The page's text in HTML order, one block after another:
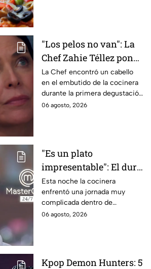
"Los pelos no van": La
Chef Zahie Téllez pone
en evidencia a Carmen
en la gala de mandiles
negros de MasterChef
24/7
La Chef encontró un cabello
en el embutido de la cocinera
durante la primera degustación
de la noche
06 agosto, 2026
"Es un plato
impresentable": El duro
regaño que hizo llorar a
Michelle dentro de
MasterChef 24/7
Esta noche la cocinera
enfrentó una jornada muy
complicada dentro de
MasterChef 24/7.
06 agosto, 2026
Kpop Demon Hunters: 5